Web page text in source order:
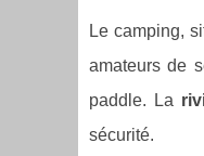
Le camping,
amateurs de
paddle. La
sécurité.